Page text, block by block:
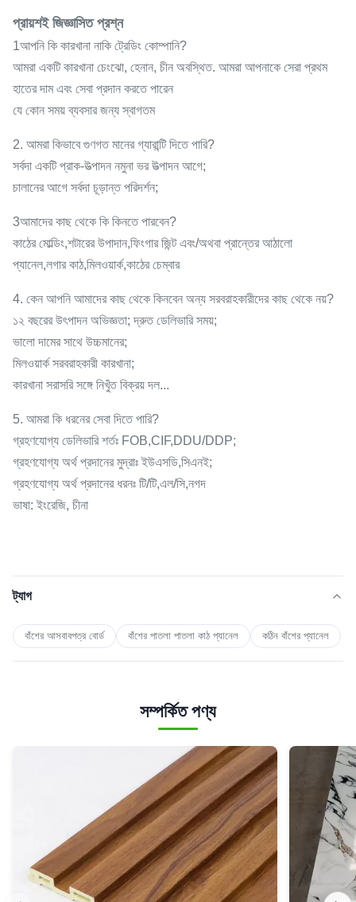
প্রায়শই জিজ্ঞাসিত প্রশ্ন
1আপনি কি কারখানা নাকি ট্রেডিং কোম্পানি?
আমরা একটি কারখানা চেংঝো, হেনান, চীন অবস্থিত. আমরা আপনাকে সেরা প্রথম
হাতের দাম এবং সেবা প্রদান করতে পারেন
যে কোন সময় ব্যবসার জন্য স্বাগতম
2. আমরা কিভাবে গুণগত মানের গ্যারান্টি দিতে পারি?
সর্বদা একটি প্রাক-উত্পাদন নমুনা ভর উত্পাদন আগে;
চালানের আগে সর্বদা চূড়ান্ত পরিদর্শন;
3আমাদের কাছ থেকে কি কিনতে পারবেন?
কাঠের মোল্ডিং,শটারের উপাদান,ফিংগার জিন্ট এবং/অথবা প্রান্তের আঠালো
প্যানেল,লগার কাঠ,মিলওয়ার্ক,কাঠের চেম্বার
4. কেন আপনি আমাদের কাছ থেকে কিনবেন অন্য সরবরাহকারীদের কাছ থেকে নয়?
১২ বছরের উৎপাদন অভিজ্ঞতা; দ্রুত ডেলিভারি সময়;
ভালো দামের সাথে উচ্চমানের;
মিলওয়ার্ক সরবরাহকারী কারখানা;
কারখানা সরাসরি সঙ্গে নিখুঁত বিক্রয় দল...
5. আমরা কি ধরনের সেবা দিতে পারি?
গ্রহণযোগ্য ডেলিভারি শর্তঃ FOB,CIF,DDU/DDP;
গ্রহণযোগ্য অর্থ প্রদানের মুদ্রাঃ ইউএসডি,সিএনই;
গ্রহণযোগ্য অর্থ প্রদানের ধরনঃ টি/টি,এল/সি,নগদ
ভাষা: ইংরেজি, চীনা
ট্যাগ
বাঁশের আসবাবপত্র বোর্ড বাঁশের পাতলা পাতলা কাঠ প্যানেল কঠিন বাঁশের প্যানেল
সম্পর্কিত পণ্য